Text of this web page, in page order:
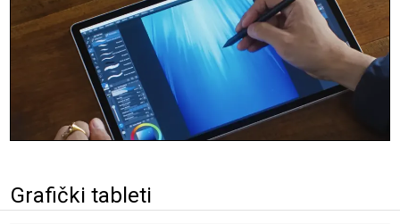
Grafički tableti